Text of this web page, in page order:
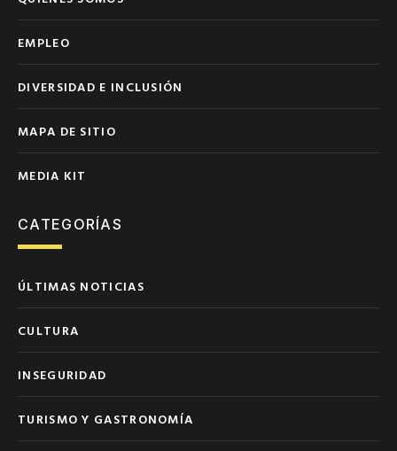
EMPLEO
DIVERSIDAD E INCLUSIÓN
MAPA DE SITIO
MEDIA KIT
CATEGORÍAS
ÚLTIMAS NOTICIAS
CULTURA
INSEGURIDAD
TURISMO Y GASTRONOMÍA